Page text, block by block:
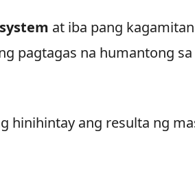
at iba pang
pagtagas na humantong sa
hinihintay ang resulta ng